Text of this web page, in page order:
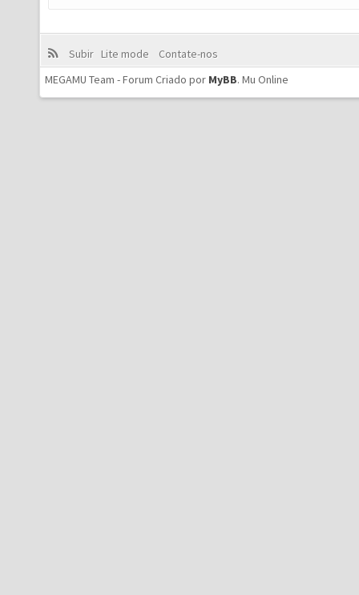
Subir Lite mode
Contate-nos
MEGAMU Team - Forum Criado por MyBB. Mu Online